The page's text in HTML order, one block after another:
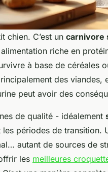
chien. C’est un carnivore
riche en
à base de céréales
des viandes,
peut avoir des
de qualité - idéalement
périodes de transition.
autant de sources de
les meilleures